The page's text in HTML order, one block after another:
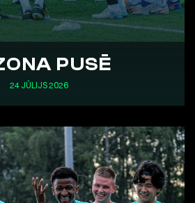
PUSĒ
24 JŪLIJS 2026